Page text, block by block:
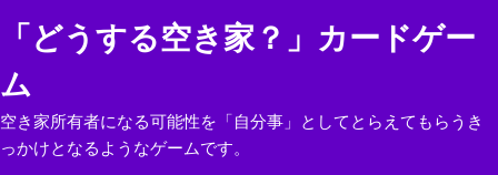
「どうする空き家？」カードゲー
ム
空き家所有者になる可能性を「自分事」としてとらえてもらうき
っかけとなるようなゲームです。